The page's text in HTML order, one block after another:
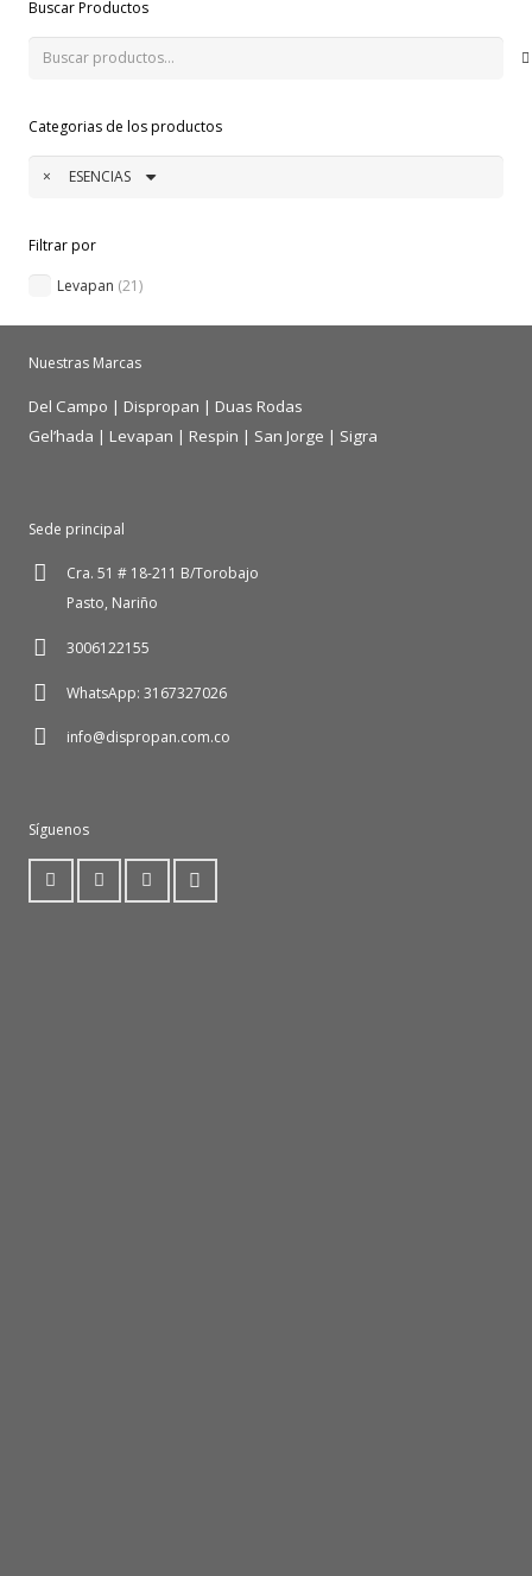
Buscar Productos
Categorias de los productos
× ESENCIAS
Filtrar por
Levapan (21)
Nuestras Marcas
Del Campo | Dispropan | Duas Rodas
Gel’hada | Levapan | Respin | San Jorge | Sigra
Sede principal
Cra. 51 # 18-211 B/Torobajo
Pasto, Nariño
3006122155
WhatsApp: 3167327026
info@dispropan.com.co
Síguenos